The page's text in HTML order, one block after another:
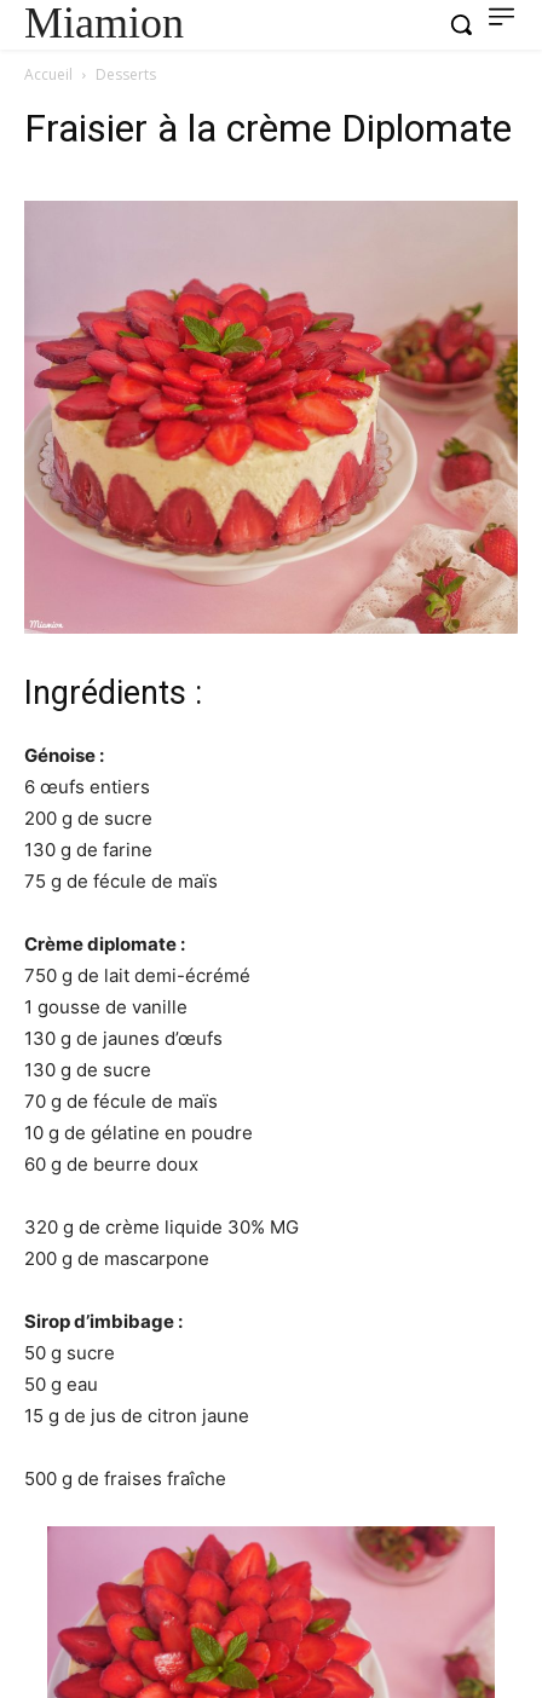
Miamion
Accueil Desserts
Fraisier à la crème Diplomate
Ingrédients :
Génoise :
6 œufs entiers
200 g de sucre
130 g de farine
75 g de fécule de maïs
Crème diplomate :
750 g de lait demi-écrémé
1 gousse de vanille
130 g de jaunes d’œufs
130 g de sucre
70 g de fécule de maïs
10 g de gélatine en poudre
60 g de beurre doux
320 g de crème liquide 30% MG
200 g de mascarpone
Sirop d’imbibage :
50 g sucre
50 g eau
15 g de jus de citron jaune
500 g de fraises fraîche